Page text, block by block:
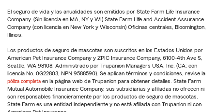
El seguro de vida y las anualidades son emitidos por State Farm Life Insurance
Company. (Sin licencia en MA, NY y WI) State Farm Life and Accident Assurance
Company (con licencia en New York y Wisconsin) Oficinas centrales, Bloomington,
Illinois.
Los productos de seguro de mascotas son suscritos en los Estados Unidos por
American Pet Insurance Company y ZPIC Insurance Company, 6100-4th Ave S,
Seattle, WA 98108. Administrado por Trupanion Managers USA, Inc. (CA: con
licencia No. 0G22803, NPN 9588590). Se aplican términos y condiciones, revise la
póliza completa en la página web de Trupanion para obtener detalles. State Farm
Mutual Automobile Insurance Company, sus subsidiarias y afiliadas no ofrecen ni
son responsables financieramente por los productos de seguro de mascotas.
State Farm es una entidad independiente y no está afiliada con Trupanion ni con